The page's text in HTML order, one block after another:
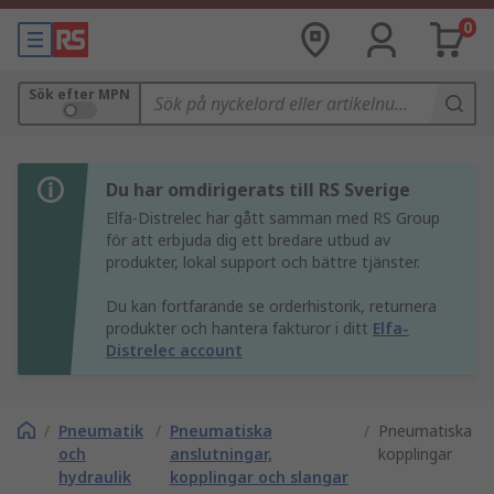
0
Sök efter MPN
Du har omdirigerats till RS Sverige
Elfa-Distrelec har gått samman med RS Group
för att erbjuda dig ett bredare utbud av
produkter, lokal support och bättre tjänster.
Du kan fortfarande se orderhistorik, returnera
produkter och hantera fakturor i ditt Elfa-
Distrelec account
/ Pneumatik
och
hydraulik
/ Pneumatiska
anslutningar,
kopplingar och slangar
/ Pneumatiska
kopplingar